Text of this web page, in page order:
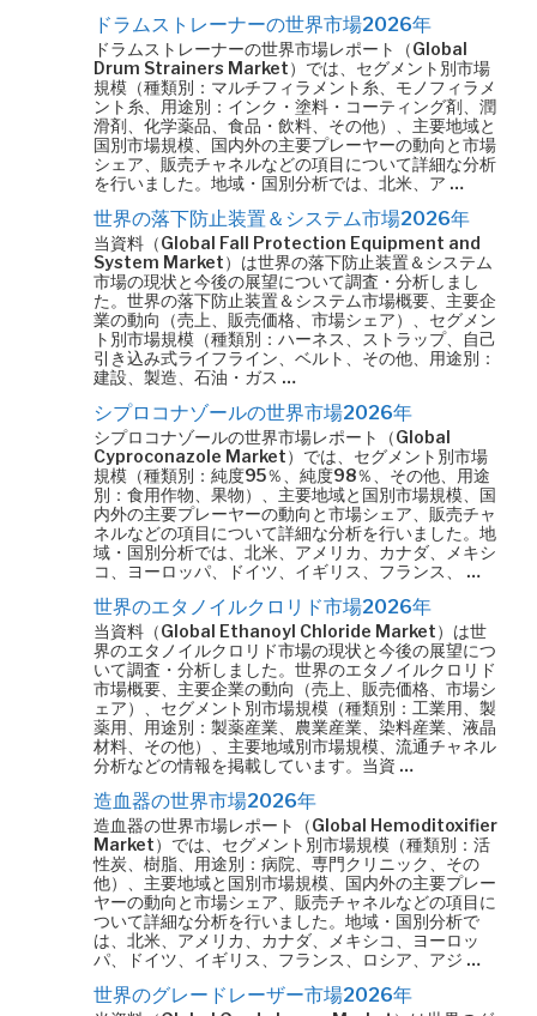
ドラムストレーナーの世界市場2026年
ドラムストレーナーの世界市場レポート（Global
Drum Strainers Market）では、セグメント別市場
規模（種類別：マルチフィラメント糸、モノフィラメ
ント糸、用途別：インク・塗料・コーティング剤、潤
滑剤、化学薬品、食品・飲料、その他）、主要地域と
国別市場規模、国内外の主要プレーヤーの動向と市場
シェア、販売チャネルなどの項目について詳細な分析
を行いました。地域・国別分析では、北米、ア …
世界の落下防止装置＆システム市場2026年
当資料（Global Fall Protection Equipment and
System Market）は世界の落下防止装置＆システム
市場の現状と今後の展望について調査・分析しまし
た。世界の落下防止装置＆システム市場概要、主要企
業の動向（売上、販売価格、市場シェア）、セグメン
ト別市場規模（種類別：ハーネス、ストラップ、自己
引き込み式ライフライン、ベルト、その他、用途別：
建設、製造、石油・ガス …
シプロコナゾールの世界市場2026年
シプロコナゾールの世界市場レポート（Global
Cyproconazole Market）では、セグメント別市場
規模（種類別：純度95％、純度98％、その他、用途
別：食用作物、果物）、主要地域と国別市場規模、国
内外の主要プレーヤーの動向と市場シェア、販売チャ
ネルなどの項目について詳細な分析を行いました。地
域・国別分析では、北米、アメリカ、カナダ、メキシ
コ、ヨーロッパ、ドイツ、イギリス、フランス、 …
世界のエタノイルクロリド市場2026年
当資料（Global Ethanoyl Chloride Market）は世
界のエタノイルクロリド市場の現状と今後の展望につ
いて調査・分析しました。世界のエタノイルクロリド
市場概要、主要企業の動向（売上、販売価格、市場シ
ェア）、セグメント別市場規模（種類別：工業用、製
薬用、用途別：製薬産業、農業産業、染料産業、液晶
材料、その他）、主要地域別市場規模、流通チャネル
分析などの情報を掲載しています。当資 …
造血器の世界市場2026年
造血器の世界市場レポート（Global Hemoditoxifier
Market）では、セグメント別市場規模（種類別：活
性炭、樹脂、用途別：病院、専門クリニック、その
他）、主要地域と国別市場規模、国内外の主要プレー
ヤーの動向と市場シェア、販売チャネルなどの項目に
ついて詳細な分析を行いました。地域・国別分析で
は、北米、アメリカ、カナダ、メキシコ、ヨーロッ
パ、ドイツ、イギリス、フランス、ロシア、アジ …
世界のグレードレーザー市場2026年